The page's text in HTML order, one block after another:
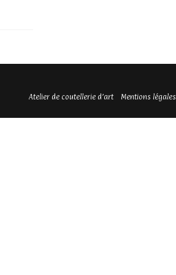
Atelier de coutellerie d’art Mentions légales